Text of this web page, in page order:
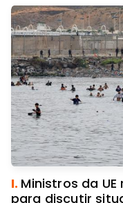
I. Ministros da
para discutir